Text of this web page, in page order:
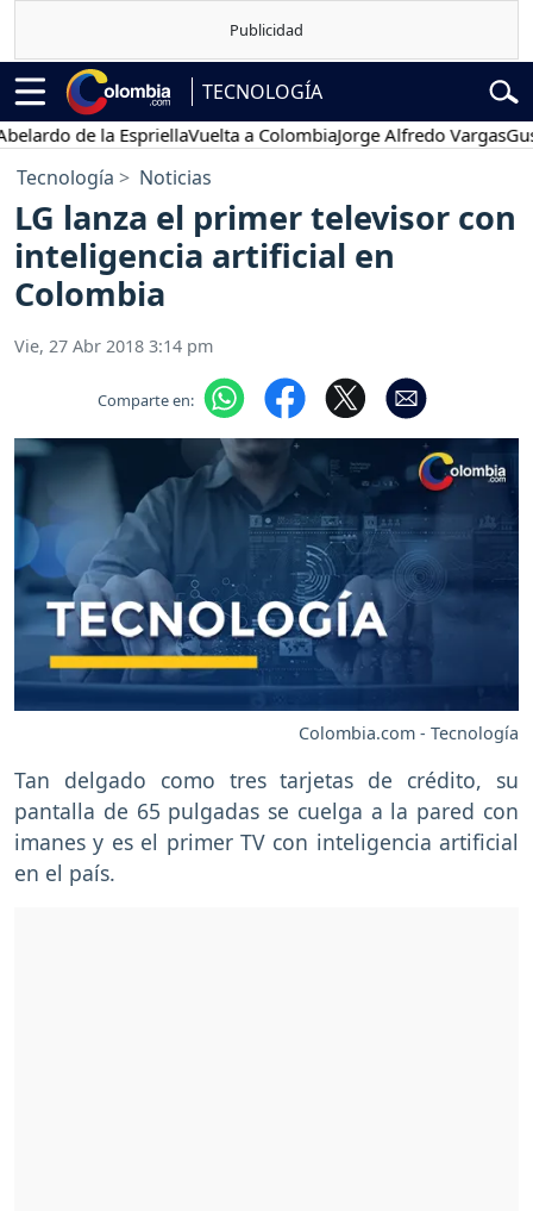
TECNOLOGÍA
de la EspriellaVuelta a ColombiaJorge Alfredo VargasGustavo
Tecnología Noticias
LG lanza el primer televisor con
inteligencia artificial en
Colombia
Vie, 27 Abr 2018 3:14 pm
Comparte en:
Colombia.com - Tecnología
Tan delgado como tres tarjetas de crédito, su
pantalla de 65 pulgadas se cuelga a la pared con
imanes y es el primer TV con inteligencia artificial
en el país.